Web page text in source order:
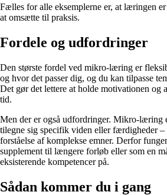
Fælles for alle eksemplerne er, at læringen
at omsætte til praksis.
Fordele og udfordringer
Den største fordel ved mikro-læring er
og hvor det passer dig, og du kan tilpasse
Det gør det lettere at holde motivationen og
tid.
Men der er også udfordringer. Mikro-læring
tilegne sig specifik viden eller færdigheder
forståelse af komplekse emner. Derfor
supplement til længere forløb eller som en
eksisterende kompetencer på.
Sådan kommer du i gang